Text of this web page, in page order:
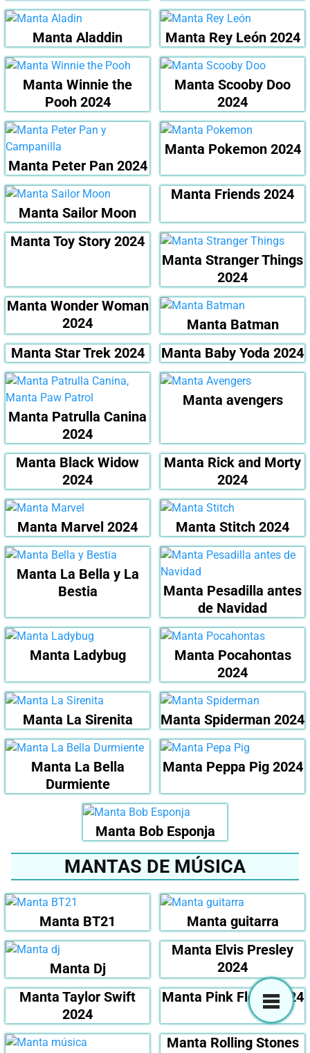
Manta Aladdin Manta Rey León 2024
Manta Winnie the
Pooh 2024
Manta Scooby Doo
2024
Manta Peter Pan 2024
Manta Pokemon 2024
Manta Sailor Moon
Manta Friends 2024
Manta Toy Story 2024
Manta Stranger Things
2024
Manta Wonder Woman
2024
Manta Batman
Manta Star Trek 2024
Manta Baby Yoda 2024
Manta Patrulla Canina
2024
Manta avengers
Manta Black Widow
2024
Manta Rick and Morty
2024
Manta Marvel 2024 Manta Stitch 2024
Manta La Bella y La
Bestia
Manta Pesadilla antes
de Navidad
Manta Ladybug
Manta Pocahontas
2024
Manta La Sirenita Manta Spiderman 2024
Manta La Bella
Durmiente
Manta Peppa Pig 2024
Manta Bob Esponja
MANTAS DE MÚSICA
Manta BT21 Manta guitarra
Manta Dj
Manta Elvis Presley
2024
Manta Taylor Swift
2024
Manta Pink Floyd 2024
Manta Rolling Stones